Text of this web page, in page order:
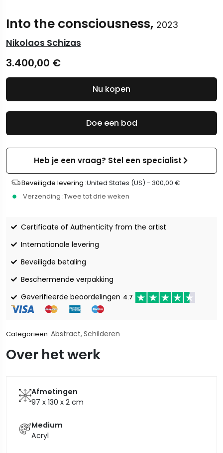
Into the consciousness, 2023
Nikolaos Schizas
3.400,00 €
Doe een bod
Heb je een vraag? Stel een specialist
Beveiligde levering :United States (US) - 300,00 €
Verzending :Twee tot drie weken
Certificate of Authenticity from the artist
Internationale levering
Beveiligde betaling
Beschermende verpakking
Geverifieerde beoordelingen 4.7
Categorieën: Abstract, Schilderen
Nu kopen
Over het werk
Afmetingen
97 x 130 x 2 cm
Medium
Acryl